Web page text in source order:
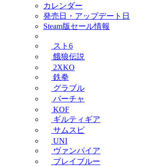
カレンダー
発売日・アップデート日
Steam版セール情報
スト6
餓狼伝説
2XKO
鉄拳
グラブル
バーチャ
KOF
ギルティギア
サムスピ
UNI
ヴァンパイア
ブレイブルー